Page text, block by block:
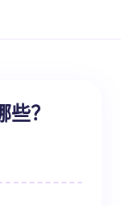
？